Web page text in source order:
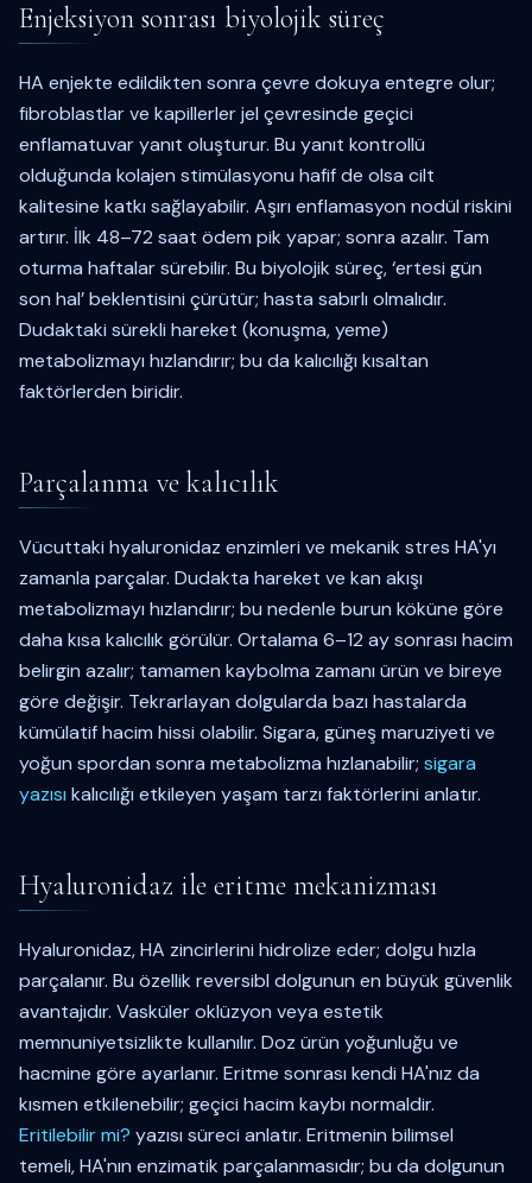
Enjeksiyon sonrası biyolojik süreç
HA enjekte edildikten sonra çevre dokuya entegre olur;
fibroblastlar ve kapillerler jel çevresinde geçici
enflamatuvar yanıt oluşturur. Bu yanıt kontrollü
olduğunda kolajen stimülasyonu hafif de olsa cilt
kalitesine katkı sağlayabilir. Aşırı enflamasyon nodül riskini
artırır. İlk 48–72 saat ödem pik yapar; sonra azalır. Tam
oturma haftalar sürebilir. Bu biyolojik süreç, ‘ertesi gün
son hal’ beklentisini çürütür; hasta sabırlı olmalıdır.
Dudaktaki sürekli hareket (konuşma, yeme)
metabolizmayı hızlandırır; bu da kalıcılığı kısaltan
faktörlerden biridir.
Parçalanma ve kalıcılık
Vücuttaki hyaluronidaz enzimleri ve mekanik stres HA'yı
zamanla parçalar. Dudakta hareket ve kan akışı
metabolizmayı hızlandırır; bu nedenle burun köküne göre
daha kısa kalıcılık görülür. Ortalama 6–12 ay sonrası hacim
belirgin azalır; tamamen kaybolma zamanı ürün ve bireye
göre değişir. Tekrarlayan dolgularda bazı hastalarda
kümülatif hacim hissi olabilir. Sigara, güneş maruziyeti ve
yoğun spordan sonra metabolizma hızlanabilir; sigara
yazısı kalıcılığı etkileyen yaşam tarzı faktörlerini anlatır.
Hyaluronidaz ile eritme mekanizması
Hyaluronidaz, HA zincirlerini hidrolize eder; dolgu hızla
parçalanır. Bu özellik reversibl dolgunun en büyük güvenlik
avantajıdır. Vasküler oklüzyon veya estetik
memnuniyetsizlikte kullanılır. Doz ürün yoğunluğu ve
hacmine göre ayarlanır. Eritme sonrası kendi HA'nız da
kısmen etkilenebilir; geçici hacim kaybı normaldir.
Eritilebilir mi? yazısı süreci anlatır. Eritmenin bilimsel
temeli, HA'nın enzimatik parçalanmasıdır; bu da dolgunun